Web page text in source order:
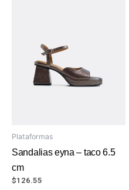
Plataformas
Sandalias eyna – taco 6.5
cm
$126.55